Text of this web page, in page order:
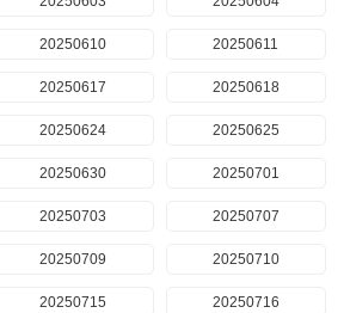
20250610 20250611
20250617 20250618
20250624 20250625
20250630 20250701
20250703 20250707
20250709 20250710
20250715 20250716